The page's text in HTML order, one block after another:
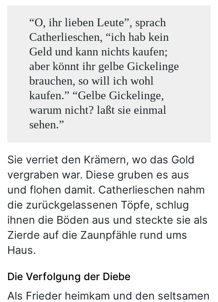
“O, ihr lieben Leute”, sprach
Catherlieschen, “ich hab kein
Geld und kann nichts kaufen;
aber könnt ihr gelbe Gickelinge
brauchen, so will ich wohl
kaufen.” “Gelbe Gickelinge,
warum nicht? laßt sie einmal
sehen.”
Sie verriet den Krämern, wo das Gold
vergraben war. Diese gruben es aus
und flohen damit. Catherlieschen nahm
die zurückgelassenen Töpfe, schlug
ihnen die Böden aus und steckte sie als
Zierde auf die Zaunpfähle rund ums
Haus.
Die Verfolgung der Diebe
Als Frieder heimkam und den seltsamen